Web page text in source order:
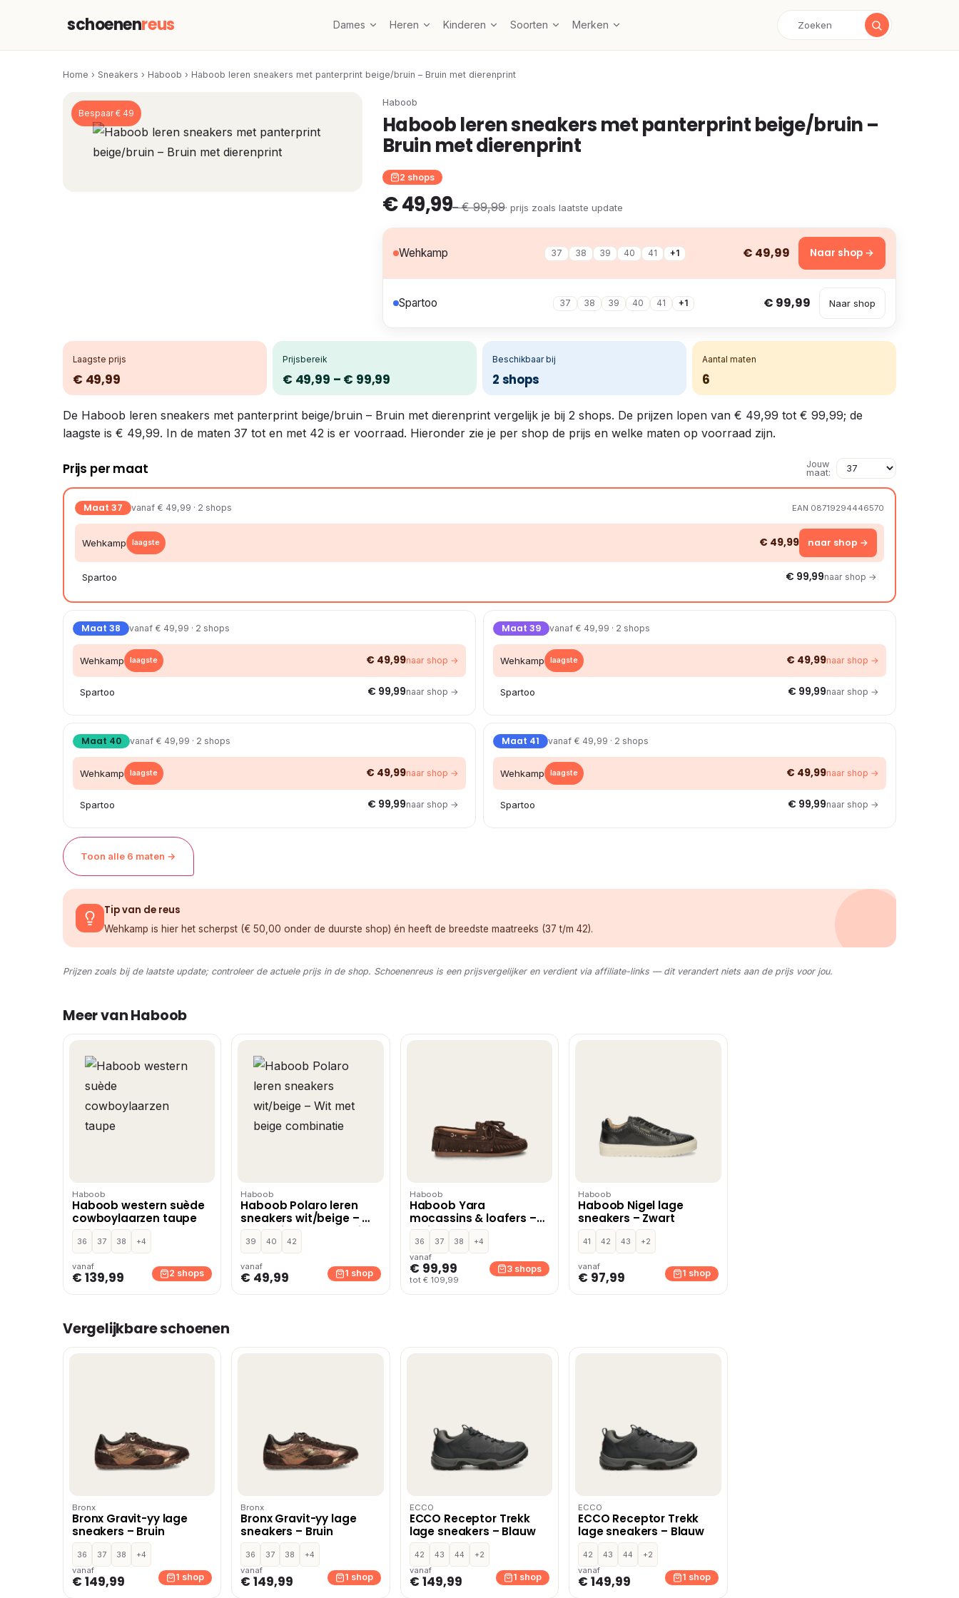
schoenenreus Dames Heren Kinderen Soorten Merken
Home › Sneakers › Haboob › Haboob leren sneakers met panterprint beige/bruin – Bruin met dierenprint
Bespaar € 49
Haboob
Haboob leren sneakers met panterprint beige/bruin –
Bruin met dierenprint
2 shops
€ 49,99– € 99,99· prijs zoals laatste update
Wehkamp 37 38 39 40 41 +1 € 49,99 Naar shop →
Spartoo 37 38 39 40 41 +1 € 99,99 Naar shop
Laagste prijs
€ 49,99
Prijsbereik
€ 49,99 – € 99,99
Beschikbaar bij
2 shops
Aantal maten
6
De Haboob leren sneakers met panterprint beige/bruin – Bruin met dierenprint vergelijk je bij 2 shops. De prijzen lopen van € 49,99 tot € 99,99; de
laagste is € 49,99. In de maten 37 tot en met 42 is er voorraad. Hieronder zie je per shop de prijs en welke maten op voorraad zijn.
Prijs per maat
Jouw
maat:
Maat 37 vanaf € 49,99 · 2 shops EAN 08719294446570
Wehkamp laagste € 49,99 naar shop →
Spartoo € 99,99naar shop →
Maat 38 vanaf € 49,99 · 2 shops
Wehkamp laagste € 49,99naar shop →
Spartoo € 99,99naar shop →
Maat 39 vanaf € 49,99 · 2 shops
Wehkamp laagste € 49,99naar shop →
Spartoo € 99,99naar shop →
Maat 40 vanaf € 49,99 · 2 shops
Wehkamp laagste € 49,99naar shop →
Spartoo € 99,99naar shop →
Maat 41 vanaf € 49,99 · 2 shops
Wehkamp laagste € 49,99naar shop →
Spartoo € 99,99naar shop →
Toon alle 6 maten →
Tip van de reus
Wehkamp is hier het scherpst (€ 50,00 onder de duurste shop) én heeft de breedste maatreeks (37 t/m 42).
Prijzen zoals bij de laatste update; controleer de actuele prijs in de shop. Schoenenreus is een prijsvergelijker en verdient via affiliate-links — dit verandert niets aan de prijs voor jou.
Meer van Haboob
Haboob
Haboob western suède
cowboylaarzen taupe
36 37 38 +4
vanaf
€ 139,99 2 shops
Haboob
Haboob Polaro leren
sneakers wit/beige – Wit
met beige combinatie
39 40 42
vanaf
€ 49,99 1 shop
Haboob
Haboob Yara
mocassins & loafers –
Bruin
36 37 38
+4
vanaf
€ 99,99
tot € 109,99
3 shops
Haboob
Haboob Nigel lage
sneakers – Zwart
41 42 43 +2
vanaf
€ 97,99 1 shop
Vergelijkbare schoenen
Bronx
Bronx Gravit-yy lage
sneakers – Bruin
36 37 38
+4
vanaf
€ 149,99 1 shop
Bronx
Bronx Gravit-yy lage
sneakers – Bruin
36 37 38
+4
vanaf
€ 149,99 1 shop
ECCO
ECCO Receptor Trekk
lage sneakers – Blauw
42 43 44
+2
vanaf
€ 149,99 1 shop
ECCO
ECCO Receptor Trekk
lage sneakers – Blauw
42 43 44
+2
vanaf
€ 149,99 1 shop